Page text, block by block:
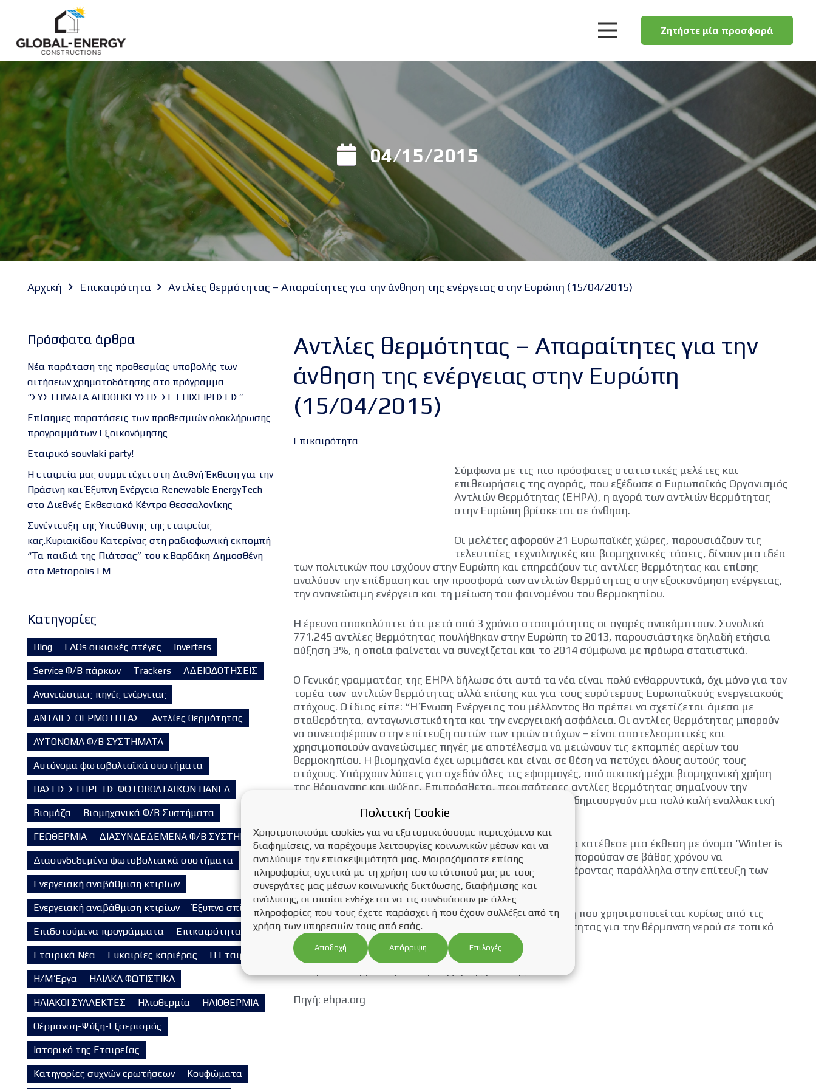
Ζητήστε μία προσφορά
04/15/2015
Αρχική Επικαιρότητα Αντλίες θερμότητας – Απαραίτητες για την άνθηση της ενέργειας στην Ευρώπη (15/04/2015)
Πρόσφατα άρθρα
Νέα παράταση της προθεσμίας υποβολής των
αιτήσεων χρηματοδότησης στο πρόγραμμα
“ΣΥΣΤΗΜΑΤΑ ΑΠΟΘΗΚΕΥΣΗΣ ΣΕ ΕΠΙΧΕΙΡΗΣΕΙΣ”
Επίσημες παρατάσεις των προθεσμιών ολοκλήρωσης
προγραμμάτων Εξοικονόμησης
Εταιρικό souvlaki party!
Η εταιρεία μας συμμετέχει στη Διεθνή Έκθεση για την
Πράσινη και Έξυπνη Ενέργεια Renewable EnergyTech
στο Διεθνές Εκθεσιακό Κέντρο Θεσσαλονίκης
Συνέντευξη της Υπεύθυνης της εταιρείας
κας.Κυριακίδου Κατερίνας στη ραδιοφωνική εκπομπή
“Τα παιδιά της Πιάτσας” του κ.Βαρδάκη Δημοσθένη
στο Metropolis FM
Kατηγορίες
Blog FAQs οικιακές στέγες Inverters
Service Φ/Β πάρκων Trackers ΑΔΕΙΟΔΟΤΗΣΕΙΣ
Ανανεώσιμες πηγές ενέργειας
ΑΝΤΛΙΕΣ ΘΕΡΜΟΤΗΤΑΣ Αντλίες θερμότητας
ΑΥΤΟΝΟΜΑ Φ/Β ΣΥΣΤΗΜΑΤΑ
Αυτόνομα φωτοβολταϊκά συστήματα
ΒΑΣΕΙΣ ΣΤΗΡΙΞΗΣ ΦΩΤΟΒΟΛΤΑΪΚΩΝ ΠΑΝΕΛ
Βιομάζα Βιομηχανικά Φ/Β Συστήματα
ΓΕΩΘΕΡΜΙΑ ΔΙΑΣΥΝΔΕΔΕΜΕΝΑ Φ/Β ΣΥΣΤΗΜΑΤΑ
Διασυνδεδεμένα φωτοβολταϊκά συστήματα
Ενεργειακή αναβάθμιση κτιρίων
Ενεργειακή αναβάθμιση κτιρίων Έξυπνο σπίτι
Επιδοτούμενα προγράμματα Επικαιρότητα
Εταιρικά Νέα Ευκαιρίες καριέρας Η Εταιρεία
Η/Μ Έργα ΗΛΙΑΚΑ ΦΩΤΙΣΤΙΚΑ
ΗΛΙΑΚΟΙ ΣΥΛΛΕΚΤΕΣ Ηλιοθερμία ΗΛΙΟΘΕΡΜΙΑ
Θέρμανση-Ψύξη-Εξαερισμός
Ιστορικό της Εταιρείας
Κατηγορίες συχνών ερωτήσεων Κουφώματα
Αντλίες θερμότητας – Απαραίτητες για την
άνθηση της ενέργειας στην Ευρώπη
(15/04/2015)
Επικαιρότητα
Σύμφωνα με τις πιο πρόσφατες στατιστικές μελέτες και
επιθεωρήσεις της αγοράς, που εξέδωσε ο Ευρωπαϊκός Οργανισμός
Αντλιών Θερμότητας (EHPA), η αγορά των αντλιών θερμότητας
στην Ευρώπη βρίσκεται σε άνθηση.
Οι μελέτες αφορούν 21 Ευρωπαϊκές χώρες, παρουσιάζουν τις
τελευταίες τεχνολογικές και βιομηχανικές τάσεις, δίνουν μια ιδέα
των πολιτικών που ισχύουν στην Ευρώπη και επηρεάζουν τις αντλίες θερμότητας και επίσης
αναλύουν την επίδραση και την προσφορά των αντλιών θερμότητας στην εξοικονόμηση ενέργειας,
την ανανεώσιμη ενέργεια και τη μείωση του φαινομένου του θερμοκηπίου.
Η έρευνα αποκαλύπτει ότι μετά από 3 χρόνια στασιμότητας οι αγορές ανακάμπτουν. Συνολικά
771.245 αντλίες θερμότητας πουλήθηκαν στην Ευρώπη το 2013, παρουσιάστηκε δηλαδή ετήσια
αύξηση 3%, η οποία φαίνεται να συνεχίζεται και το 2014 σύμφωνα με πρόωρα στατιστικά.
Ο Γενικός γραμματέας της EHPA δήλωσε ότι αυτά τα νέα είναι πολύ ενθαρρυντικά, όχι μόνο για τον
τομέα των αντλιών θερμότητας αλλά επίσης και για τους ευρύτερους Ευρωπαϊκούς ενεργειακούς
στόχους. Ο ίδιος είπε: “Η Ένωση Ενέργειας του μέλλοντος θα πρέπει να σχετίζεται άμεσα με
σταθερότητα, ανταγωνιστικότητα και την ενεργειακή ασφάλεια. Οι αντλίες θερμότητας μπορούν
να συνεισφέρουν στην επίτευξη αυτών των τριών στόχων – είναι αποτελεσματικές και
χρησιμοποιούν ανανεώσιμες πηγές με αποτέλεσμα να μειώνουν τις εκπομπές αερίων του
θερμοκηπίου. Η βιομηχανία έχει ωριμάσει και είναι σε θέση να πετύχει όλους αυτούς τους
στόχους. Υπάρχουν λύσεις για σχεδόν όλες τις εφαρμογές, από οικιακή μέχρι βιομηχανική χρήση
της θέρμανσης και ψύξης. Επιπρόσθετα, περισσότερες αντλίες θερμότητας σημαίνουν την
δημιουργία περισσότερων θέσεων εργασίας τοπικά και δημιουργούν μια πολύ καλή εναλλακτική
για τις εισαγωγές ορυκτών καυσίμων. “
Όσον αφορά την ενεργειακή ασφάλεια, η EHPA πρόσφατα κατέθεσε μια έκθεση με όνομα ‘Winter is
coming΄, όπου φαίνεται πως οι αντλίες θερμότητας θα μπορούσαν σε βάθος χρόνου να
αντικαταστήσουν το φυσικό αέριο της Ρωσίας, συνεισφέροντας παράλληλα στην επίτευξη των
στόχων που έχει θέσει η Ευρωπαϊκή Ένωση για το 2030.
Τέλος, η μελέτη αναφέρει πως ο αέρας παραμένει η πηγή που χρησιμοποιείται κυρίως από τις
αντλίες θερμότητας και ότι η χρήση των αντλιών θερμότητας για την θέρμανση νερού σε τοπικό
επίπεδο αναπτύσσεται πολύ γρήγορα.
Πηγή: ehpa.org
Πολιτική Cookie
Χρησιμοποιούμε cookies για να εξατομικεύσουμε περιεχόμενο και
διαφημίσεις, να παρέχουμε λειτουργίες κοινωνικών μέσων και να
αναλύουμε την επισκεψιμότητά μας. Μοιραζόμαστε επίσης
πληροφορίες σχετικά με τη χρήση του ιστότοπού μας με τους
συνεργάτες μας μέσων κοινωνικής δικτύωσης, διαφήμισης και
ανάλυσης, οι οποίοι ενδέχεται να τις συνδυάσουν με άλλες
πληροφορίες που τους έχετε παράσχει ή που έχουν συλλέξει από τη
χρήση των υπηρεσιών τους από εσάς.
Αποδοχή Απόρριψη Επιλογές